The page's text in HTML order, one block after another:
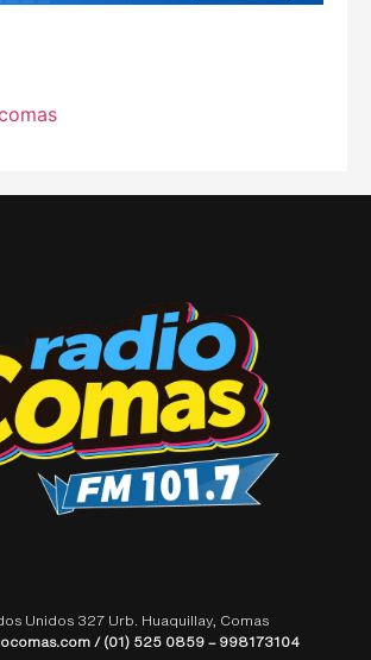
Unidos 327 Urb. Huaquillay, Comas
/ (01) 525 0859 – 998173104